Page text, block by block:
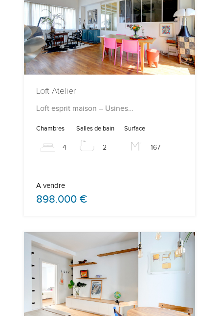
Loft Atelier
Loft esprit maison – Usines…
Chambres
4
Salles de bain
2
Surface
167
A vendre
898.000 €